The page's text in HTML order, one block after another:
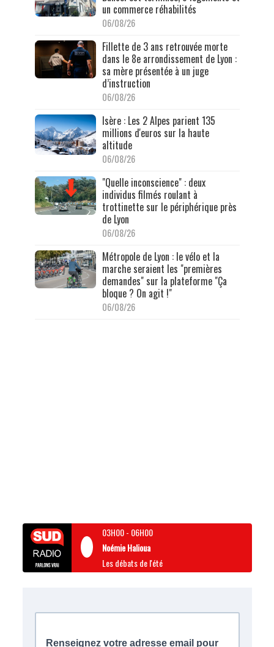
un commerce réhabilités
06/08/26
Fillette de 3 ans retrouvée morte
dans le 8e arrondissement de Lyon :
sa mère présentée à un juge
d’instruction
06/08/26
Isère : Les 2 Alpes parient 135
millions d'euros sur la haute
altitude
06/08/26
"Quelle inconscience" : deux
individus filmés roulant à
trottinette sur le périphérique près
de Lyon
06/08/26
Métropole de Lyon : le vélo et la
marche seraient les "premières
demandes" sur la plateforme "Ça
bloque ? On agit !"
06/08/26
03H00- 06H00
Noémie Halioua
Les débats de l'été